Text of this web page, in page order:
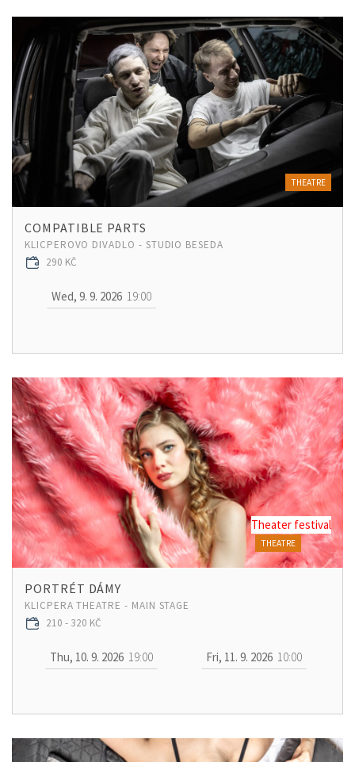
THEATRE
COMPATIBLE PARTS
KLICPEROVO DIVADLO - STUDIO BESEDA
290 KČ
Wed, 9. 9. 2026 19:00
Theater festival
THEATRE
PORTRÉT DÁMY
KLICPERA THEATRE - MAIN STAGE
210 - 320 KČ
Thu, 10. 9. 2026 19:00 Fri, 11. 9. 2026 10:00